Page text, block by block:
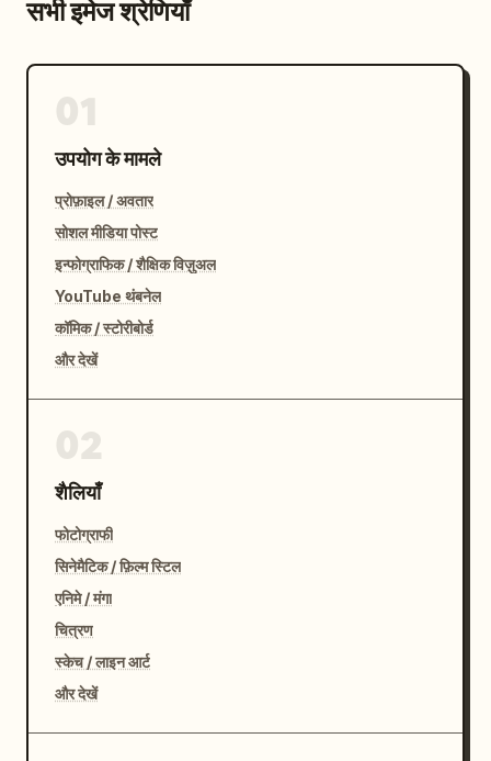
सभी इमेज श्रेणियाँ
उपयोग के मामले
प्रोफ़ाइल / अवतार
सोशल मीडिया पोस्ट
इन्फोग्राफिक / शैक्षिक विज़ुअल
YouTube थंबनेल
कॉमिक / स्टोरीबोर्ड
और देखें
शैलियाँ
फोटोग्राफी
सिनेमैटिक / फ़िल्म स्टिल
एनिमे / मंगा
चित्रण
स्केच / लाइन आर्ट
और देखें